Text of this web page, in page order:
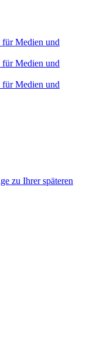
zu Ihrer späteren